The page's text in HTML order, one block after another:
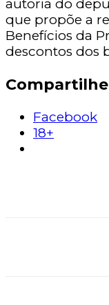
autoria do
que propõe a
Benefícios da
descontos dos
Compartilhe
Facebook
18+